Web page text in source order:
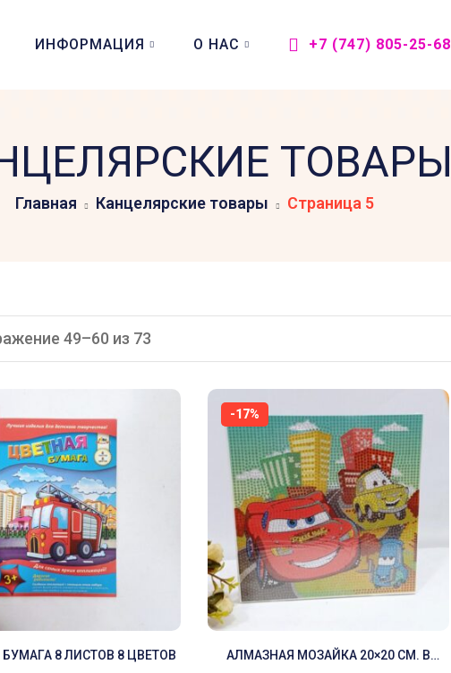
ИНФОРМАЦИЯ О НАС +7 (747) 805-25-68
ТОВАРЫ
Главная Канцелярские товары Страница 5
49–60 из 73
8 ЛИСТОВ 8 ЦВЕТОВ
-17%
АЛМАЗНАЯ МОЗАЙКА 20×20 СМ. В